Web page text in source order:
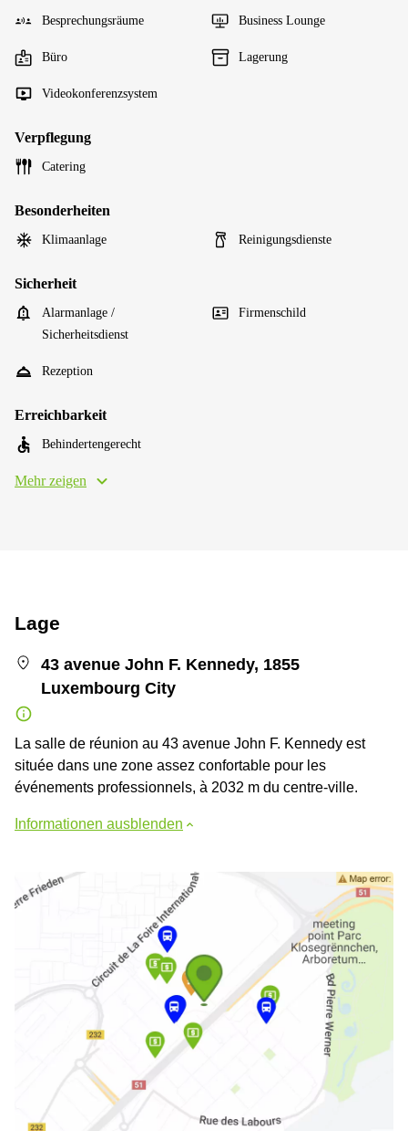
Besprechungsräume Business Lounge
Büro Lagerung
Videokonferenzsystem
Verpflegung
Catering
Besonderheiten
Klimaanlage Reinigungsdienste
Sicherheit
Alarmanlage /
Sicherheitsdienst
Firmenschild
Rezeption
Erreichbarkeit
Behindertengerecht
Mehr zeigen
Lage
43 avenue John F. Kennedy, 1855
Luxembourg City
La salle de réunion au 43 avenue John F. Kennedy est
située dans une zone assez confortable pour les
événements professionnels, à 2032 m du centre-ville.
Informationen ausblenden